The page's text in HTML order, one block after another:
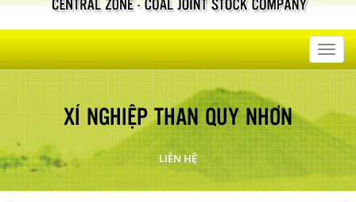
XÍ NGHIỆP THAN QUY NHƠN
LIÊN HỆ